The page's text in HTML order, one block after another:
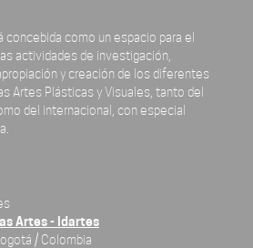
concebida como un espacio para el
actividades de investigación,
y creación de los diferentes
Artes Plásticas y Visuales, tanto del
del internacional, con especial
Artes - Idartes
/ Colombia